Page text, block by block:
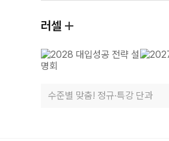
러셀
수준별 맞춤! 정규·특강 단과